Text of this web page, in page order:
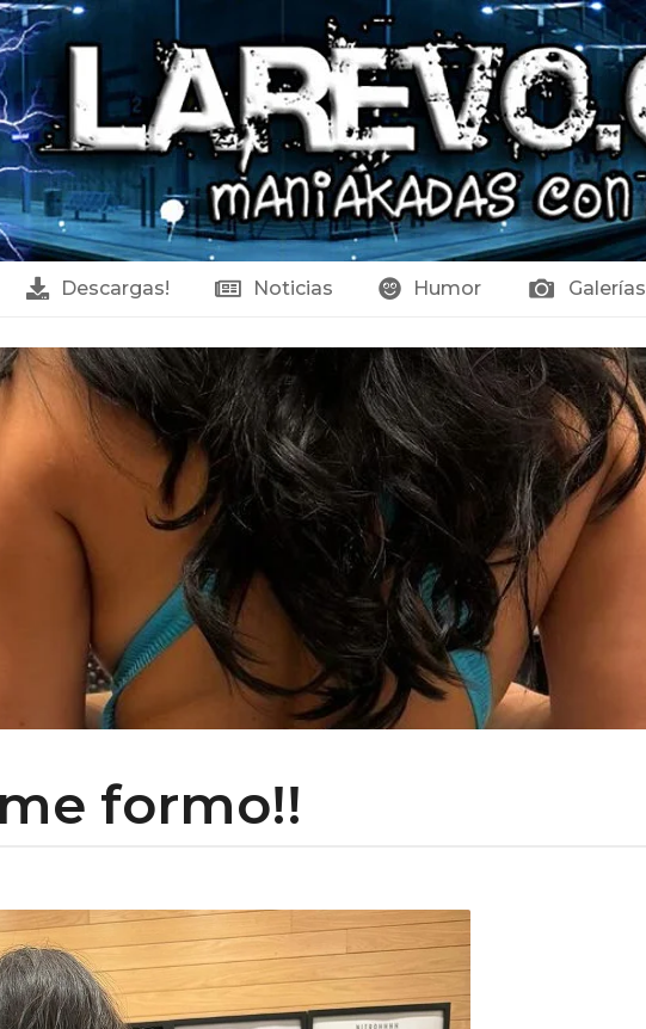
Descargas! Noticias Humor Galerías
formo!!